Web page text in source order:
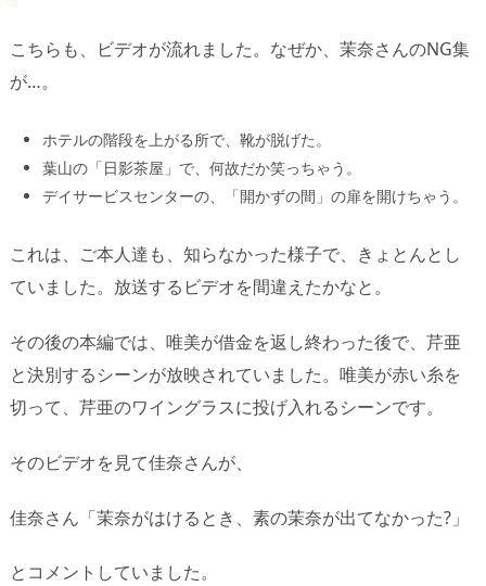
こちらも、ビデオが流れました。なぜか、茉奈さんのNG集
が…。
ホテルの階段を上がる所で、靴が脱げた。
葉山の「日影茶屋」で、何故だか笑っちゃう。
デイサービスセンターの、「開かずの間」の扉を開けちゃう。
これは、ご本人達も、知らなかった様子で、きょとんとし
ていました。放送するビデオを間違えたかなと。
その後の本編では、唯美が借金を返し終わった後で、芹亜
と決別するシーンが放映されていました。唯美が赤い糸を
切って、芹亜のワイングラスに投げ入れるシーンです。
そのビデオを見て佳奈さんが、
佳奈さん「茉奈がはけるとき、素の茉奈が出てなかった?」
とコメントしていました。